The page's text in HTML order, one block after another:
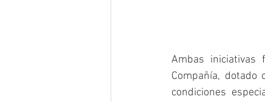
Ambas iniciativas
Compañía,
condiciones